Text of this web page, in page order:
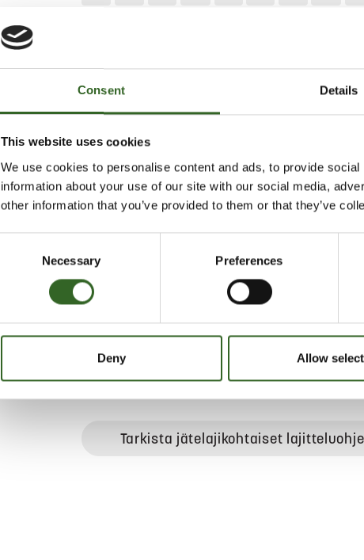
Consent Details
This website uses cookies
We use cookies to personalise content and ads, to provide
information about your use of our site with our social media,
other information that you’ve provided to them or that they’ve
Necessary Preferences
Deny Allow
Jätekukko Lajittelu ja neuvonta Lajittelun
ÖLJYSÄILIÖ
Jätekukon lajitteluasemat vastaanottavat
tyhjiä, puhtaita öljysäiliöitä.
vähäinen ja säiliön saa puhdistettua esim.
puruilla, voi purut tuoda vaarallisen jätteen
keräykseen lajitteluasemalle. Muovinen säiliö
metallinen säiliö metalliin.
LAJITTELUOHJEET
Tarkista jätelajikohtaiset